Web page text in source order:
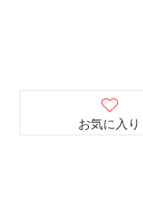
お気に入り